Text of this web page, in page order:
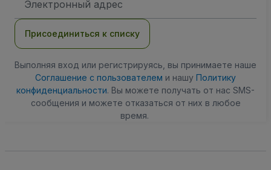
электронной
Присоединиться к списку
Выполняя вход или регистрируясь, вы принимаете наше
Соглашение с пользователем и нашу Политику
конфиденциальности. Вы можете получать от нас SMS-
сообщения и можете отказаться от них в любое
время.